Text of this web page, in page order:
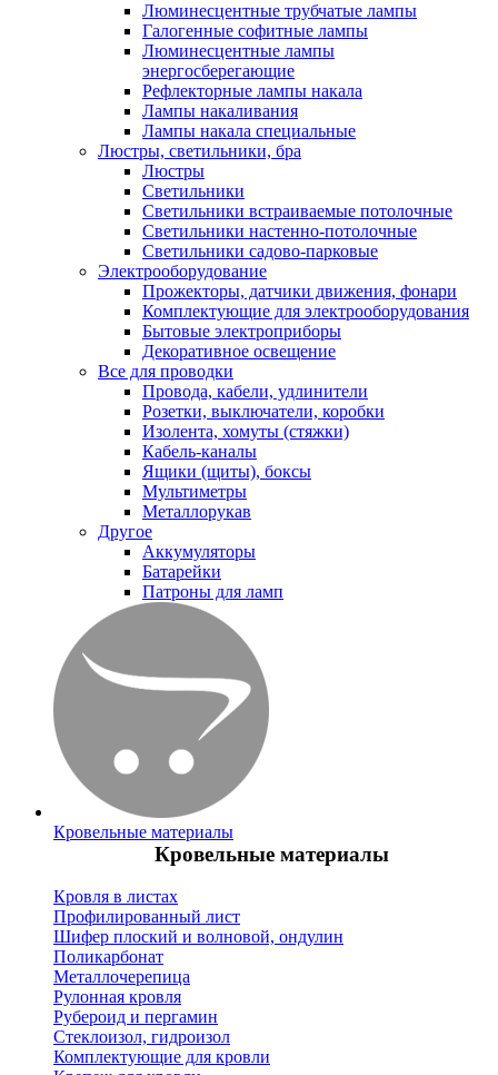
Люминесцентные трубчатые лампы
Галогенные софитные лампы
Люминесцентные лампы
энергосберегающие
Рефлекторные лампы накала
Лампы накаливания
Лампы накала специальные
Люстры, светильники, бра
Люстры
Светильники
Светильники встраиваемые потолочные
Светильники настенно-потолочные
Светильники садово-парковые
Электрооборудование
Прожекторы, датчики движения, фонари
Комплектующие для электрооборудования
Бытовые электроприборы
Декоративное освещение
Все для проводки
Провода, кабели, удлинители
Розетки, выключатели, коробки
Изолента, хомуты (стяжки)
Кабель-каналы
Ящики (щиты), боксы
Мультиметры
Металлорукав
Другое
Аккумуляторы
Батарейки
Патроны для ламп
Кровельные материалы
Кровельные материалы
Кровля в листах
Профилированный лист
Шифер плоский и волновой, ондулин
Поликарбонат
Металлочерепица
Рулонная кровля
Рубероид и пергамин
Стеклоизол, гидроизол
Комплектующие для кровли